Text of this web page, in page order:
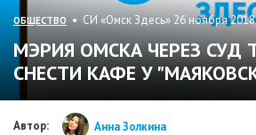
ОБЩЕСТВО • СИ «Омск Здесь» 26 ноября
МЭРИЯ ОМСКА ЧЕРЕЗ СУД
СНЕСТИ КАФЕ У
Автор: Анна Золкина